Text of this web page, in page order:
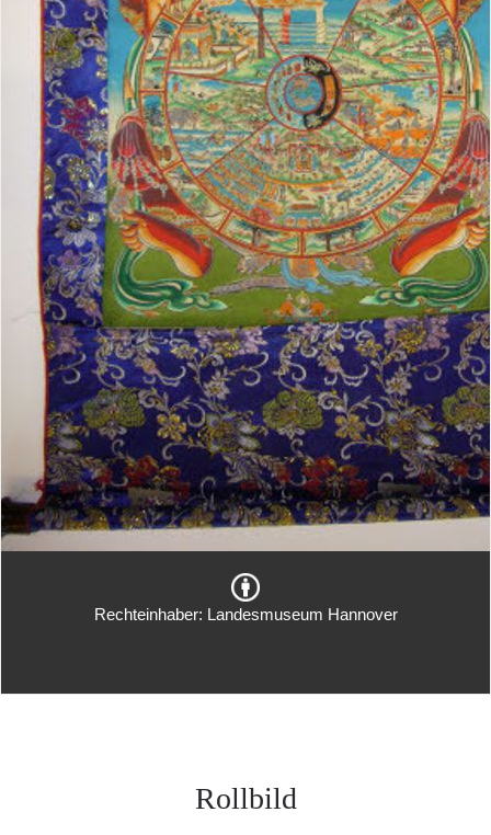
Rechteinhaber: Landesmuseum Hannover
Rollbild